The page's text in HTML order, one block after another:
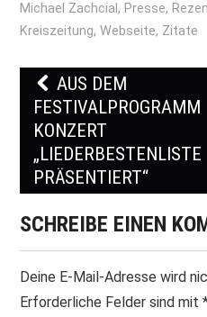
Michael Zachcial, Presse,
Kreiszeitung,Webseite, Zitate
Post navigation
AUS DEM
FESTIVALPROGRAMM:
KONZERT
„LIEDERBESTENLISTE
PRÄSENTIERT“
SCHREIBE EINEN
Deine E-Mail-Adresse wird
Erforderliche Felder sind mit